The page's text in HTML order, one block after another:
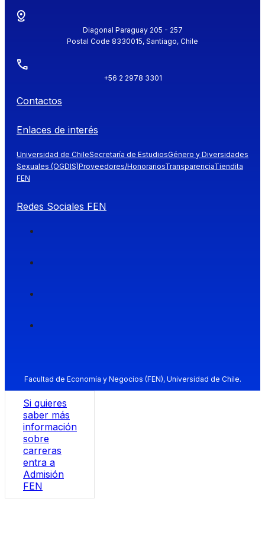
Diagonal Paraguay 205 - 257
Postal Code 8330015, Santiago, Chile
+56 2 2978 3301
Contactos
Enlaces de interés
Universidad de ChileSecretaría de EstudiosGénero y Diversidades
Sexuales (OGDIS)Proveedores/HonorariosTransparenciaTiendita
FEN
Redes Sociales FEN
Facultad de Economía y Negocios (FEN), Universidad de Chile.
Si quieres
saber más
información
sobre
carreras
entra a
Admisión
FEN